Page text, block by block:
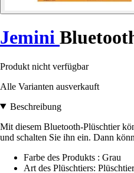
Jemini
Produkt nicht verfügbar
Alle Varianten ausverkauft
Beschreibung
Mit diesem Bluetooth-Plüschtier
und schalten Sie ihn ein. Dann
Farbe des Produkts : Grau
Art des Plüschtiers: Plüschtier